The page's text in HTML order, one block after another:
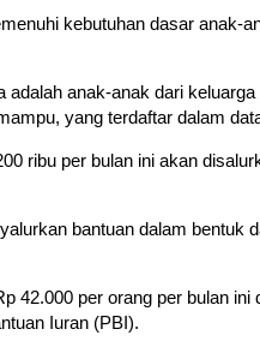
kebutuhan dasar anak-
adalah anak-anak dari
yang terdaftar dalam
ribu per bulan ini akan
bantuan dalam bentuk
42.000 per orang per bulan
Iuran (PBI).